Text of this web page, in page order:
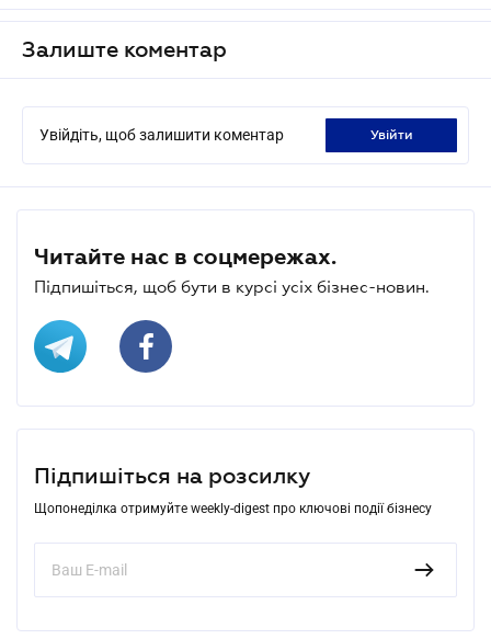
Залиште коментар
Увійдіть, щоб залишити коментар увійти
Читайте нас в соцмережах.
Підпишіться, щоб бути в курсі усіх бізнес-новин.
Підпишіться на розсилку
Щопонеділка отримуйте weekly-digest про ключові події бізнесу